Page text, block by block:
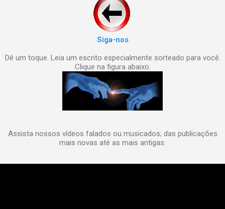
Siga-nos
Dê um toque. Leia um escrito especialmente sorteado para você.
Clique na figura abaixo.
Assista nossos vídeos falados ou musicados; das publicações
mais novas até as mais antigas: